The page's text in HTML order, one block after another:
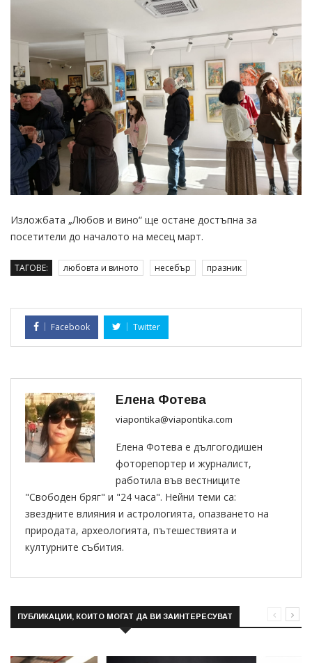
Изложбата „Любов и вино“ ще остане достъпна за
посетители до началото на месец март.
ТАГОВЕ: любовта и виното несебър празник
Facebook Twitter
Елена Фотева
viapontika@viapontika.com
Елена Фотева е дългогодишен
фоторепортер и журналист,
работила във вестниците
"Свободен бряг" и "24 часа". Нейни теми са:
звездните влияния и астрологията, опазването на
природата, археологията, пътешествията и
културните събития.
ПУБЛИКАЦИИ, КОИТО МОГАТ ДА ВИ ЗАИНТЕРЕСУВАТ